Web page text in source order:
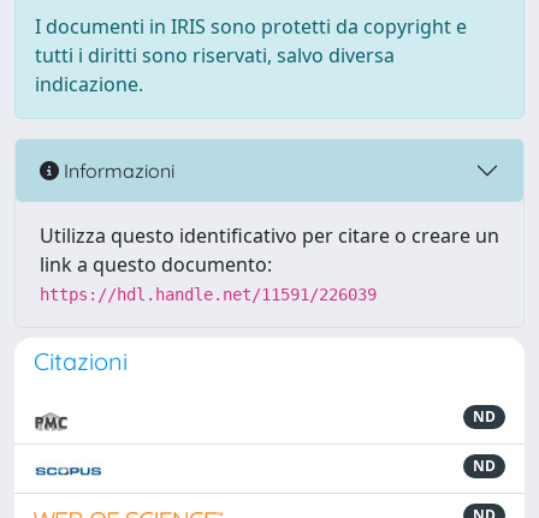
I documenti in IRIS sono protetti da copyright e
tutti i diritti sono riservati, salvo diversa
indicazione.
Informazioni
Utilizza questo identificativo per citare o creare un
link a questo documento:
https://hdl.handle.net/11591/226039
Citazioni
ND
ND